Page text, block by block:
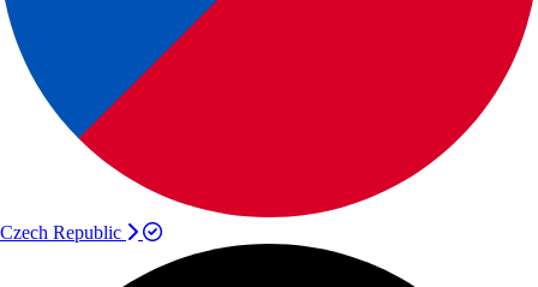
Czech Republic